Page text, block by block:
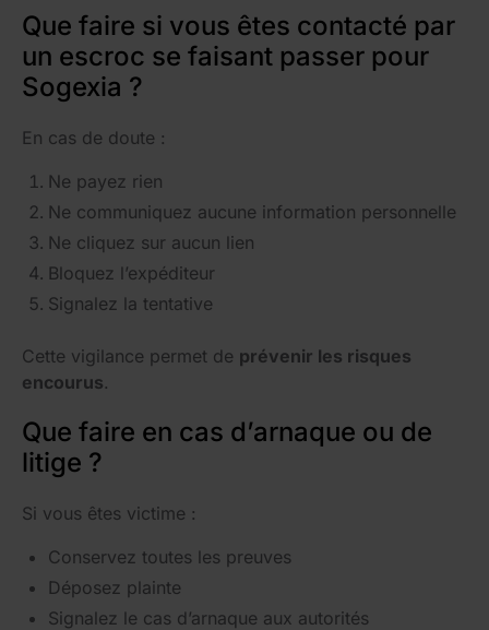
Que faire si vous êtes contacté par
un escroc se faisant passer pour
Sogexia ?
En cas de doute :
Ne payez rien
Ne communiquez aucune information personnelle
Ne cliquez sur aucun lien
Bloquez l’expéditeur
Signalez la tentative
Cette vigilance permet de prévenir les risques
encourus.
Que faire en cas d’arnaque ou de
litige ?
Si vous êtes victime :
Conservez toutes les preuves
Déposez plainte
Signalez le cas d’arnaque aux autorités